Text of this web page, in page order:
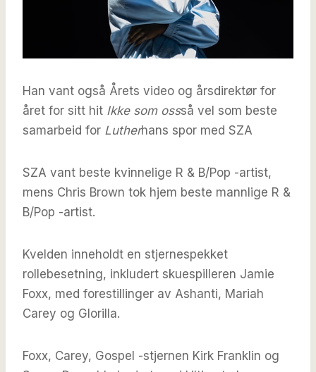
Han vant også Årets video og årsdirektør for
året for sitt hit Ikke som ossså vel som beste
samarbeid for Lutherhans spor med SZA
SZA vant beste kvinnelige R & B/Pop -artist,
mens Chris Brown tok hjem beste mannlige R &
B/Pop -artist.
Kvelden inneholdt en stjernespekket
rollebesetning, inkludert skuespilleren Jamie
Foxx, med forestillinger av Ashanti, Mariah
Carey og Glorilla.
Foxx, Carey, Gospel -stjernen Kirk Franklin og